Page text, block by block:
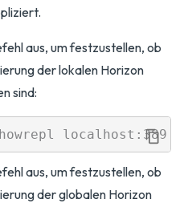
aus, um festzustellen, ob
der lokalen Horizon
sind:
aus, um festzustellen, ob
der globalen Horizon